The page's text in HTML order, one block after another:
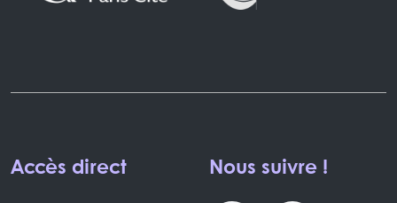
Accès direct Nous suivre !